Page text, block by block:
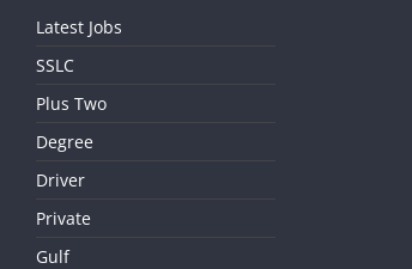
Latest Jobs
SSLC
Plus Two
Degree
Driver
Private
Gulf